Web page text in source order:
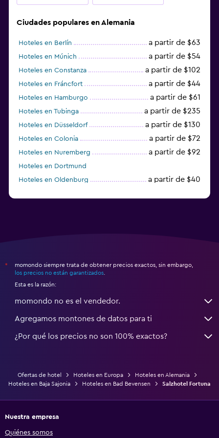
Ciudades populares en Alemania
Hoteles en Berlín a partir de $63
Hoteles en Múnich a partir de $54
Hoteles en Constanza a partir de $102
Hoteles en Fráncfort a partir de $44
Hoteles en Hamburgo a partir de $61
Hoteles en Tubinga a partir de $235
Hoteles en Düsseldorf a partir de $130
Hoteles en Colonia a partir de $72
Hoteles en Nuremberg a partir de $92
Hoteles en Dortmund
Hoteles en Oldenburg
a partir de $40
*
momondo siempre trata de obtener precios exactos, sin embargo,
los precios no están garantizados
Esta es la razón:
momondo no es el vendedor.
Agregamos montones de datos para ti
¿Por qué los precios no son 100% exactos?
Ofertas de hotel Hoteles en Europa
Hoteles en Alemania
Hoteles en Baja Sajonia
Hoteles en Bad Bevensen Salzhotel Fortuna
Nuestra empresa
Quiénes somos